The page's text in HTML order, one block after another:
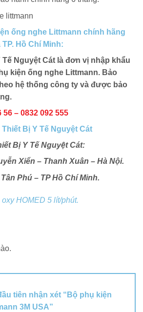
ống nghe Littmann chính hãng
Hồ Chí Minh:
Tế Nguyệt Cát là đơn vị nhập khẩu
kiện ống nghe Littmann. Bảo
hệ thống công ty và được bảo
56 – 0832 092 555
Bị Y Tế Nguyệt Cát
Bị Y Tế Nguyệt Cát:
Xiển – Thanh Xuân – Hà Nội.
Phú – TP Hồ Chí Minh.
oxy HOMED 5 lít/phút.
tiên nhận xét “Bộ phụ kiện
3M USA”